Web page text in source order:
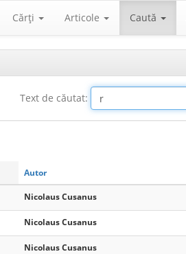
Cărţi Articole Caută
Text de căutat:
Autor
Nicolaus Cusanus
Nicolaus Cusanus
Nicolaus Cusanus